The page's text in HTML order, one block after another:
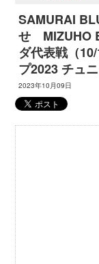
SAMURAI
せ MIZUHO
ダ代表戦（
プ2023 チュ
2023年10月09日